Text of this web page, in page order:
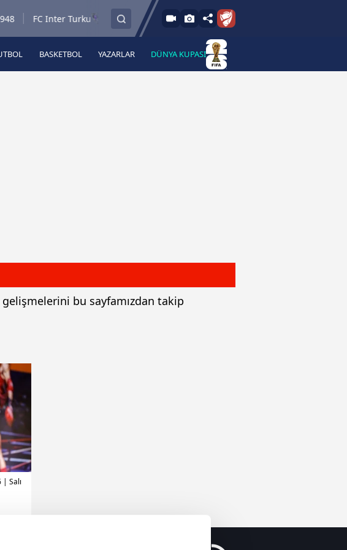
FC Inter Turku
6.8.2026 - Per
18:00
FC Vaduz Jagiellonia Bialystok
A Haber
A Haber Radyo
BASKETBOL YAZARLAR DÜNYA KUPASI
gelişmelerini bu sayfamızdan takip
| Salı